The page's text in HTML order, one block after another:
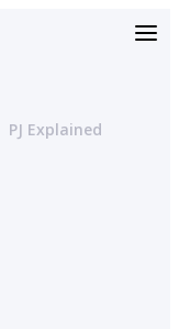
PJ Explained